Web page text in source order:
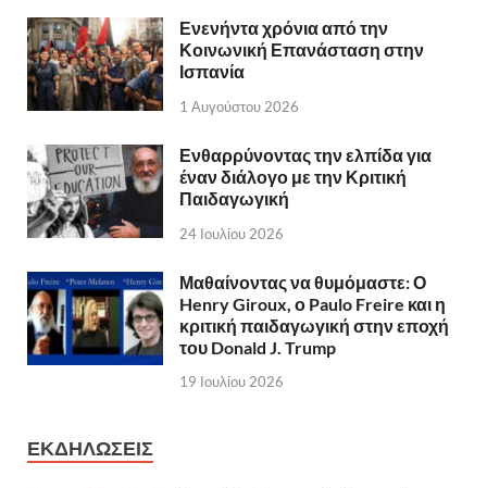
Ενενήντα χρόνια από την
Κοινωνική Επανάσταση στην
Ισπανία
1 Αυγούστου 2026
Ενθαρρύνοντας την ελπίδα για
έναν διάλογο με την Κριτική
Παιδαγωγική
24 Ιουλίου 2026
Μαθαίνοντας να θυμόμαστε: Ο
Henry Giroux, ο Paulo Freire και η
κριτική παιδαγωγική στην εποχή
του Donald J. Trump
19 Ιουλίου 2026
ΕΚΔΗΛΩΣΕΙΣ